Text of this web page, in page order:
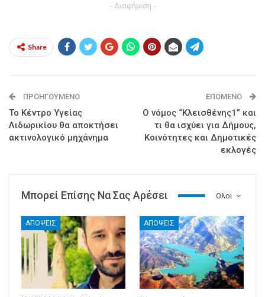
- Διαφήμιση -
Share
ΠΡΟΗΓΟΎΜΕΝΟ
Το Κέντρο Υγείας
Λιδωρικίου θα αποκτήσει
ακτινολογικό μηχάνημα
ΕΠΌΜΕΝΟ
Ο νόμος “Κλεισθένης1” και
τι θα ισχύει για Δήμους,
Κοινότητες και Δημοτικές
εκλογές
Ολοι
Μπορεί Επίσης Να Σας Αρέσει
ΑΠΟΨΕΙΣ ΑΠΟΨΕΙΣ